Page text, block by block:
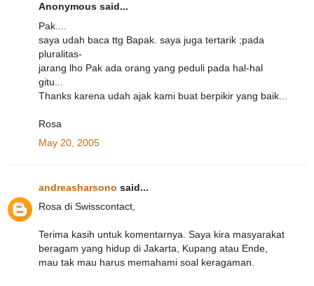
Anonymous said...
Pak....
saya udah baca ttg Bapak. saya juga tertarik ;pada
pluralitas-
jarang lho Pak ada orang yang peduli pada hal-hal
gitu...
Thanks karena udah ajak kami buat berpikir yang baik...
Rosa
May 20, 2005
andreasharsono said...
Rosa di Swisscontact,
Terima kasih untuk komentarnya. Saya kira masyarakat
beragam yang hidup di Jakarta, Kupang atau Ende,
mau tak mau harus memahami soal keragaman.